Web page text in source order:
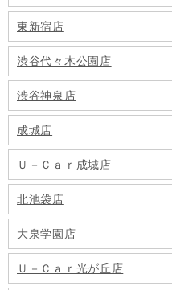
東新宿店
渋谷代々木公園店
渋谷神泉店
成城店
Ｕ－Ｃａｒ成城店
北池袋店
大泉学園店
Ｕ－Ｃａｒ光が丘店